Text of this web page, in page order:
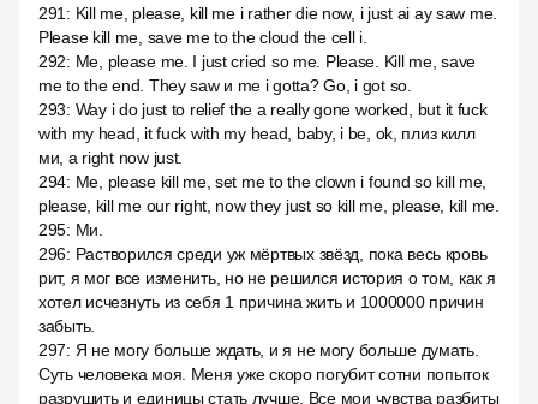
291 : Kill me, please, kill me i rather die now, i just ai ay saw me.
Please kill me, save me to the cloud the cell i.
292: Me, please me. I just cried so me. Please. Kill me, save
me to the end. They saw и me i gotta? Go, i got so.
293: Way i do just to relief the a really gone worked, but it fuck
with my head, it fuck with my head, baby, i be, ok, плиз килл
ми, а right now just.
294: Me, please kill me, set me to the clown i found so kill me,
please, kill me our right, now they just so kill me, please, kill me.
295: Ми.
296: Растворился среди уж мёртвых звёзд, пока весь кровь
рит, я мог все изменить, но не решился история о том, как я
хотел исчезнуть из себя 1 причина жить и 1000000 причин
забыть.
297: Я не могу больше ждать, и я не могу больше думать.
Суть человека моя. Меня уже скоро погубит сотни попыток
разрушить и единицы стать лучше. Все мои чувства разбиты